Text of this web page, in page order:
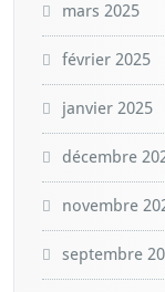
mars 2025
février 2025
janvier 2025
décembre
novembre
septembre